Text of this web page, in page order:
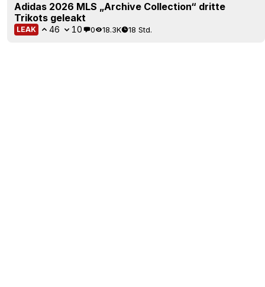
Adidas 2026 MLS „Archive Collection“ dritte
Trikots geleakt
LEAK 46 10 0 18.3K 18 Std.